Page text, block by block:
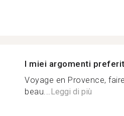
I miei argomenti
Voyage en Provence,
beau...Leggi di più